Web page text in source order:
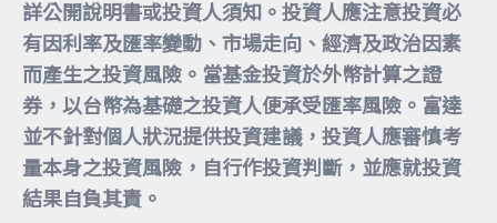
詳公開說明書或投資人須知。投資人應注意投資必
有因利率及匯率變動、市場走向、經濟及政治因素
而產生之投資風險。當基金投資於外幣計算之證
券，以台幣為基礎之投資人便承受匯率風險。富達
並不針對個人狀況提供投資建議，投資人應審慎考
量本身之投資風險，自行作投資判斷，並應就投資
結果自負其責。